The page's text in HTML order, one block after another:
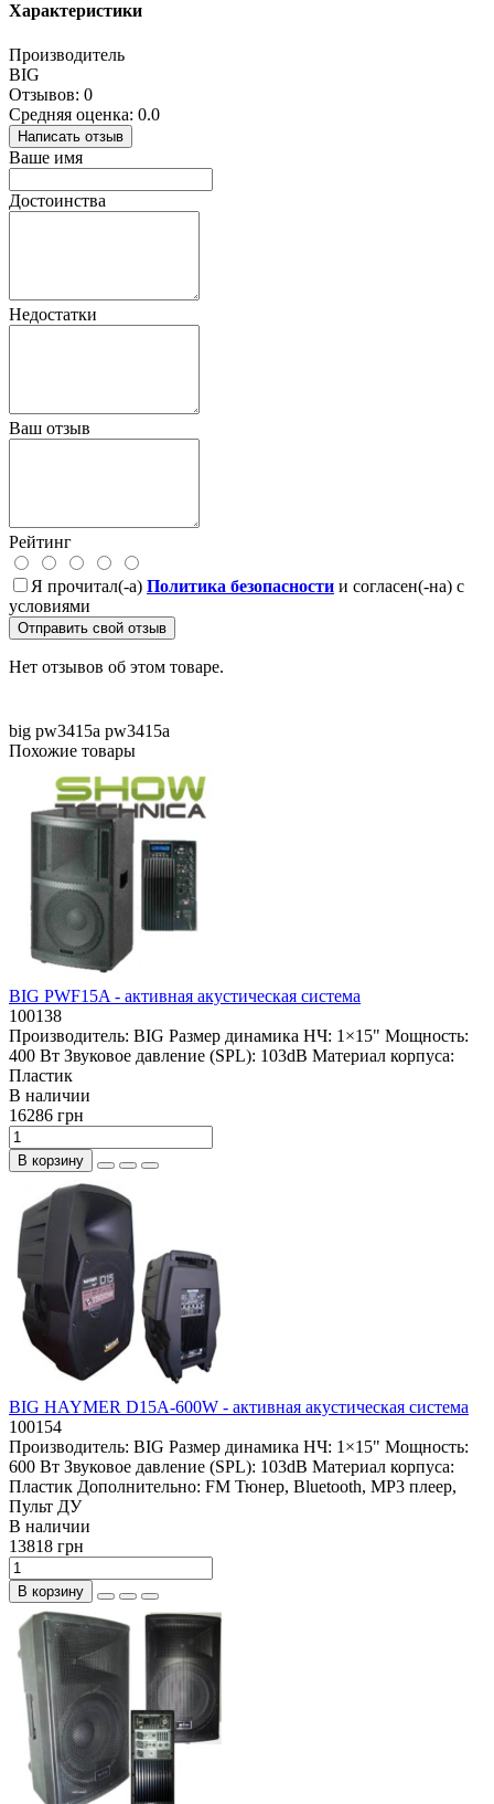
Характеристики
Производитель
BIG
Отзывов: 0
Средняя оценка: 0.0
Написать отзыв
Ваше имя
Достоинства
Недостатки
Ваш отзыв
Рейтинг
Я прочитал(-а) Политика безопасности и согласен(-на) с
условиями
Отправить свой отзыв
Нет отзывов об этом товаре.
big pw3415a pw3415a
Похожие товары
BIG PWF15A - активная акустическая система
100138
Производитель: BIG Размер динамика НЧ: 1×15" Мощность:
400 Вт Звуковое давление (SPL): 103dB Материал корпуса:
Пластик
В наличии
16286 грн
В корзину
BIG HAYMER D15A-600W - активная акустическая система
100154
Производитель: BIG Размер динамика НЧ: 1×15" Мощность:
600 Вт Звуковое давление (SPL): 103dB Материал корпуса:
Пластик Дополнительно: FM Тюнер, Bluetooth, MP3 плеер,
Пульт ДУ
В наличии
13818 грн
В корзину